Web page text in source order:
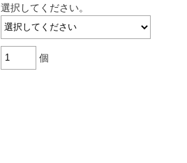
選択してください。
個